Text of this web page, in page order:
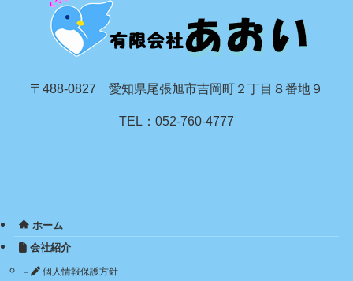
〒488-0827 愛知県尾張旭市吉岡町２丁目８番地９
TEL：052-760-4777
ホーム
会社紹介
個人情報保護方針